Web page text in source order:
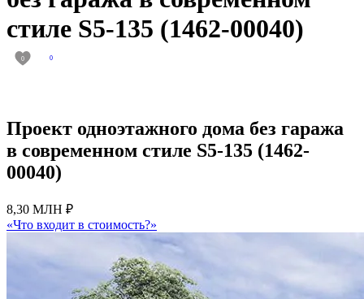
стиле S5-135 (1462-00040)
0 0
Проект одноэтажного дома без гаража
в современном стиле S5-135 (1462-
00040)
8,30 МЛН ₽
«Что входит в стоимость?»